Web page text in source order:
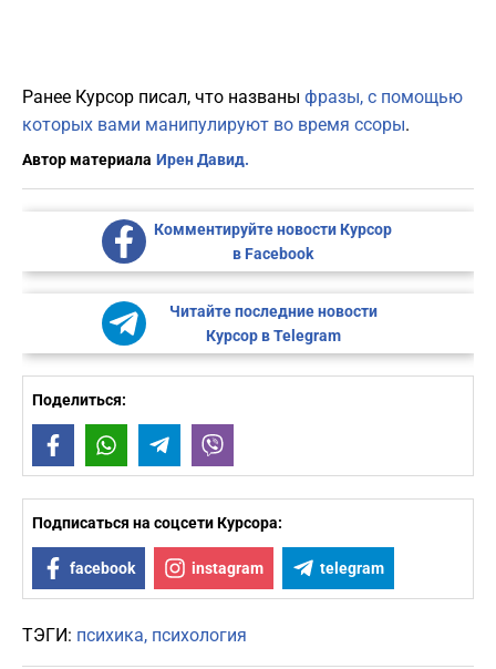
Ранее Курсор писал, что названы фразы, с помощью
которых вами манипулируют во время ссоры.
Автор материала Ирен Давид.
Комментируйте новости Курсор
в Facebook
Читайте последние новости
Курсор в Telegram
Поделиться:
FacebookWhatsAppTelegram
Подписаться на соцсети Курсора:
facebook instagram telegram
ТЭГИ: психика психология